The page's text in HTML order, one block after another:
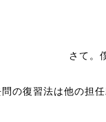
さて。
の復習法は他の担